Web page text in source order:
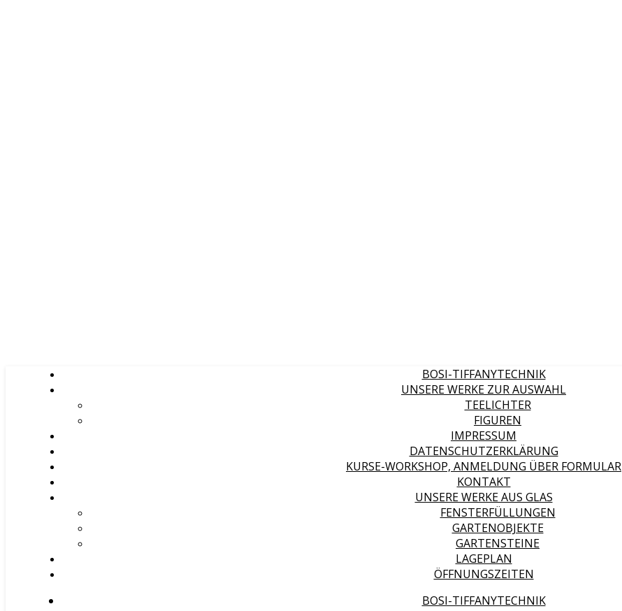
BOSI-TIFFANYTECHNIK
UNSERE WERKE ZUR AUSWAHL
TEELICHTER
FIGUREN
IMPRESSUM
DATENSCHUTZERKLÄRUNG
KURSE-WORKSHOP, ANMELDUNG ÜBER FORMULAR
KONTAKT
UNSERE WERKE AUS GLAS
FENSTERFÜLLUNGEN
GARTENOBJEKTE
GARTENSTEINE
LAGEPLAN
ÖFFNUNGSZEITEN
BOSI-TIFFANYTECHNIK